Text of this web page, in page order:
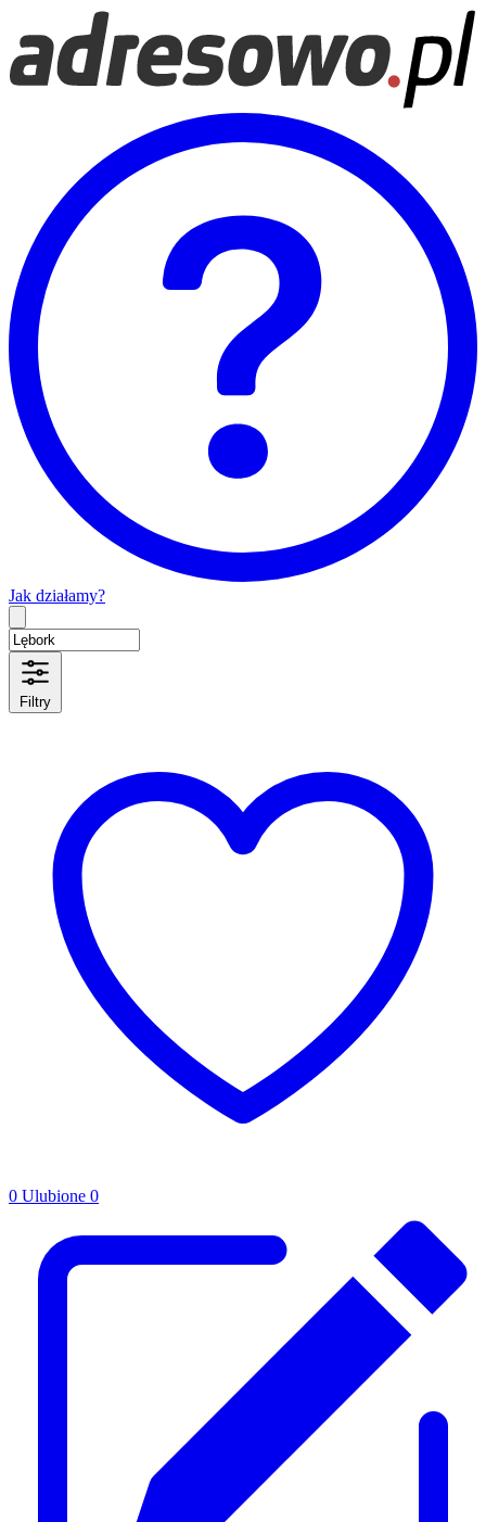
Jak działamy?
Filtry
0 Ulubione 0